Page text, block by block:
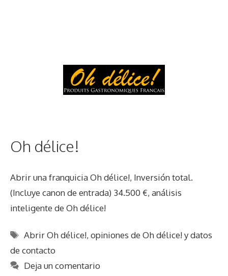
Oh délice!
Abrir una franquicia Oh délice!, Inversión total.
(Incluye canon de entrada) 34.500 €, análisis
inteligente de Oh délice!
Etiquetas
Abrir Oh délice!,opiniones de Oh délice! y datos
de contacto
Deja un comentario